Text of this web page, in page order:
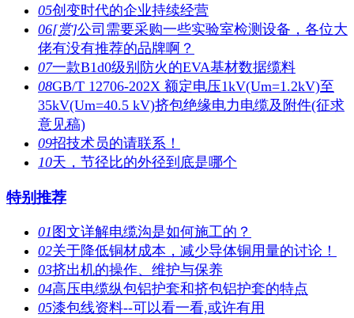
05创变时代的企业持续经营
06[赏]公司需要采购一些实验室检测设备，各位大
佬有没有推荐的品牌啊？
07一款B1d0级别防火的EVA基材数据缆料
08GB/T 12706-202X 额定电压1kV(Um=1.2kV)至
35kV(Um=40.5 kV)挤包绝缘电力电缆及附件(征求
意见稿)
09招技术员的请联系！
10天，节径比的外径到底是哪个
特别推荐
01 图文详解电缆沟是如何施工的？
02关于降低铜材成本，减少导体铜用量的讨论！
03挤出机的操作、维护与保养
04高压电缆纵包铝护套和挤包铝护套的特点
05漆包线资料--可以看一看,或许有用